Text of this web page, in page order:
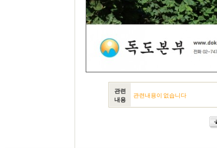
관련
내용
관련내용이 없습니다